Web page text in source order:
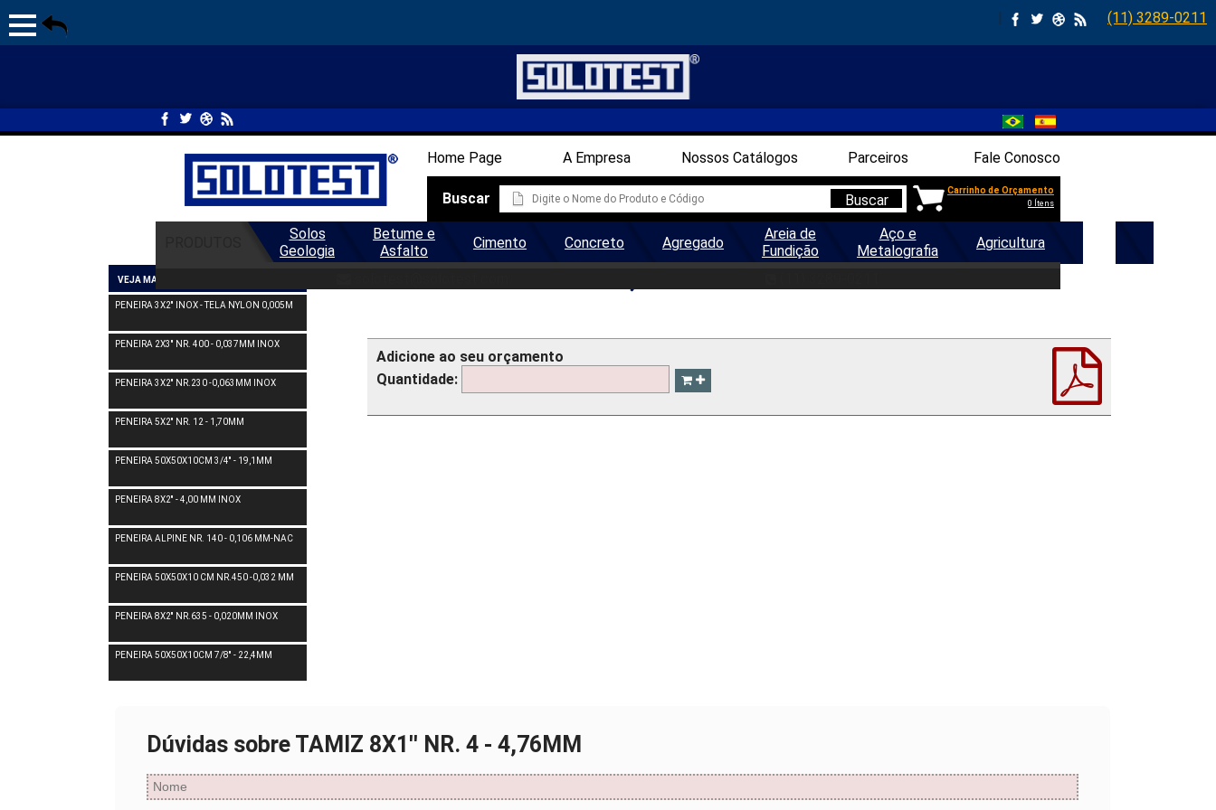
| (11) 3289-0211
Home Page A Empresa Nossos Catálogos Parceiros Fale Conosco
Buscar Buscar
Carrinho de Orçamento
0 Ítens
Solos
Geologia
Betume e
Asfalto
Cimento Concreto Agregado
Areia de
Fundição
Aço e
Metalografia
Agricultura
VEJA MAIS PENEIRA
PENEIRA 3X2'' INOX - TELA NYLON 0,005M
PENEIRA 2X3'' NR. 400 - 0,037MM INOX
PENEIRA 3X2'' NR.230 -0,063MM INOX
PENEIRA 5X2'' NR. 12 - 1,70MM
PENEIRA 50X50X10CM 3/4'' - 19,1MM
PENEIRA 8X2'' - 4,00 MM INOX
PENEIRA ALPINE NR. 140 - 0,106 MM-NAC
PENEIRA 50X50X10 CM NR.450 -0,032 MM
PENEIRA 8X2'' NR.635 - 0,020MM INOX
PENEIRA 50X50X10CM 7/8'' - 22,4MM
Adicione ao seu orçamento
Quantidade:
Dúvidas sobre TAMIZ 8X1'' NR. 4 - 4,76MM